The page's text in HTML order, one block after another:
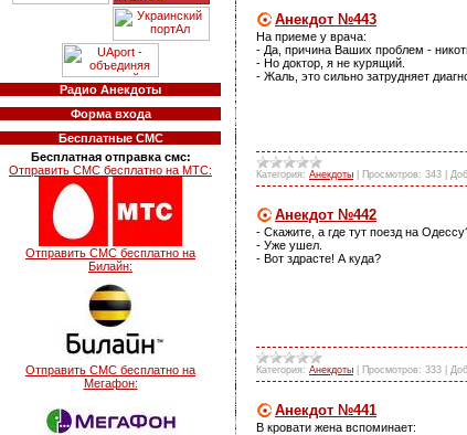
Радио Анекдоты
Форма входа
Бесплатные СМС
Бесплатная отправка смс:
Отправить СМС бесплатно на МТС:
Отправить СМС бесплатно на
Билайн:
Отправить СМС бесплатно на
Мегафон:
Анекдот №443
На приеме у врача:
- Да, причина Ваших проблем -
- Но доктор, я не курящий.
- Жаль, это сильно затрудняет
Категория: Анекдоты Просмотров: 343
Анекдот №442
- Скажите, а где тут поезд на
- Уже ушел.
- Вот здрасте! А куда?
Категория: Анекдоты Просмотров: 333
Анекдот №441
В кровати жена вспоминает: